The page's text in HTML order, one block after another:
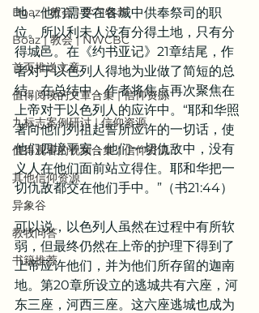
Boaz | 教会 | 学习牧养
Boaz | 教会 | NWCBC
首页推送文章
值得阅读的文章合集 | 信仰资源
九标志案例研讨 | 信仰资源
值得观看的视频合集 | 信仰资源
其他信仰资源
异象谷
教牧问答
书籍推荐
地，他们需要在各城中供奉祭司的职
位。所以利未人没有分得土地，只有分
得城邑。在《约书亚记》21章结尾，作
者对于以色列人得地为业做了简短的总
结。在总结中，作者将焦点再次聚焦在
上帝对于以色列人的应许中。“耶和华照
著向他们列祖起誓所应许的一切话，使
他们四境平安；他们一切仇敌中，没有
义人在他们面前站立得住。耶和华把一
切仇敌都交在他们手中。”（书21:44）
可以说，以色列人虽然在过程中有所软
弱，但最终仍然在上帝的护理下得到了
上帝应许他们，并为他们所存留的迦南
地。第20章所设立的逃城共有六座，河
东三座，河西三座。这六座逃城也成为